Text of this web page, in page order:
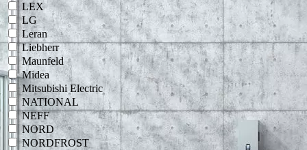
LEX
LG
Leran
Liebherr
Maunfeld
Midea
Mitsubishi Electric
NATIONAL
NEFF
NORD
NORDFROST